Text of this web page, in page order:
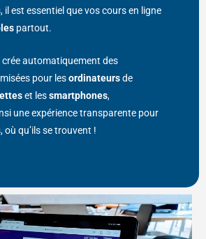
il est essentiel que vos cours en ligne
partout.
automatiquement des
pour lesordinateursde
et lessmartphones,
une expérience transparente pour
qu’ils se trouvent !